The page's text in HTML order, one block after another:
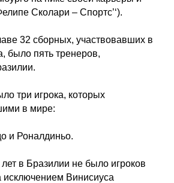
Сколари – Спортс’‘).
32 сборных, участвовавших в
было пять тренеров,
три игрока, которых
в мире:
и Роналдиньо.
в Бразилии не было игроков
исключением Винисиуса